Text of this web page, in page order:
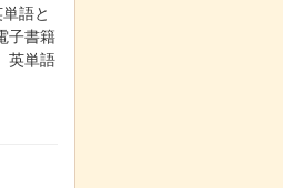
語と
子書籍
英単語